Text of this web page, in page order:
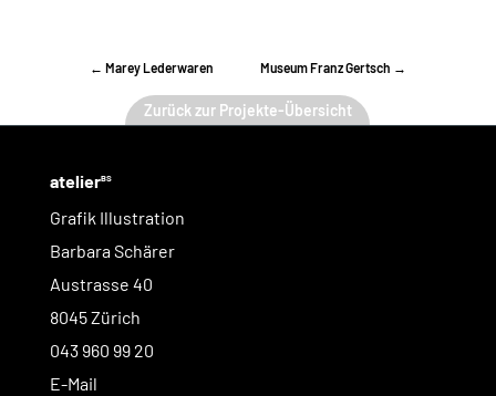
← Marey Lederwaren Museum Franz Gertsch →
Zurück zur Projekte-Übersicht
atelierBS
Grafik Illustration
Barbara Schärer
Austrasse 40
8045 Zürich
043 960 99 20
E-Mail